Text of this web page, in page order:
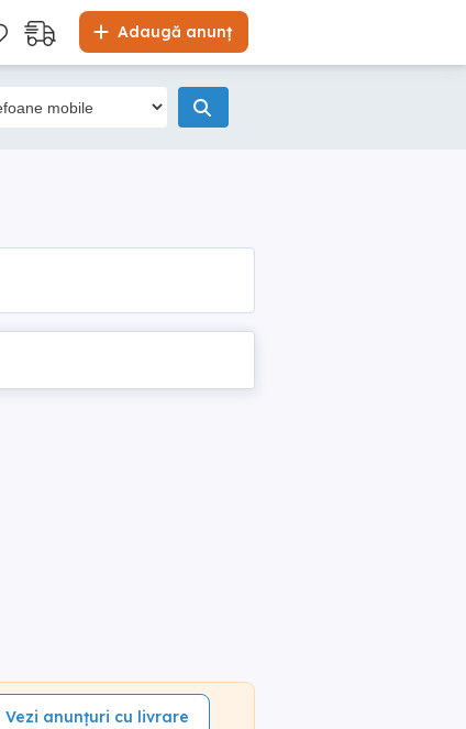
Adaugă anunț
Vezi anunțuri cu livrare